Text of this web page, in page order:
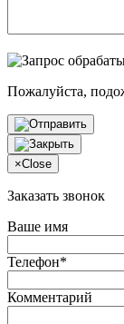
Пожалуйста,
×Close
Заказать звонок
Ваше имя
Телефон*
Комментарий